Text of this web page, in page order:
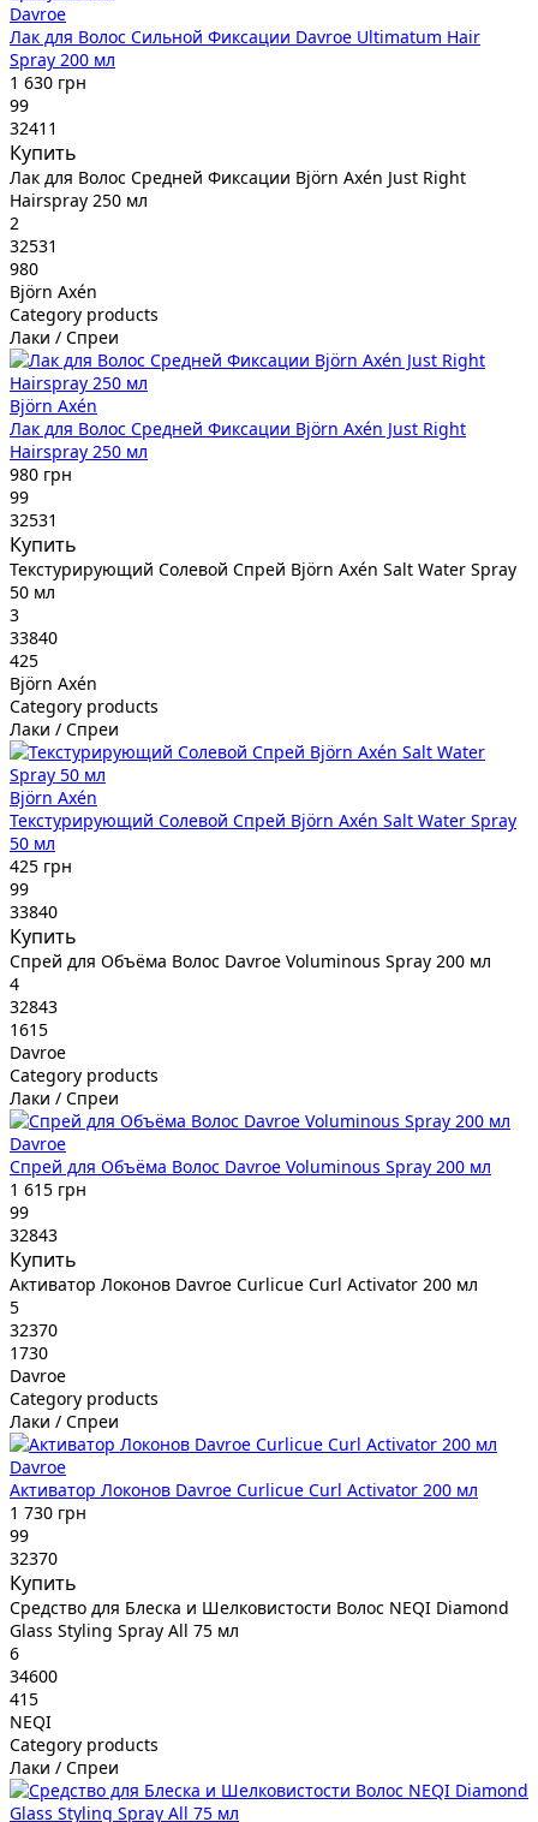
Davroe
Лак для Волос Сильной Фиксации Davroe Ultimatum Hair
Spray 200 мл
1 630 грн
99
32411
Купить
Лак для Волос Средней Фиксации Björn Axén Just Right
Hairspray 250 мл
2
32531
980
Björn Axén
Category products
Лаки / Спреи
Björn Axén
Лак для Волос Средней Фиксации Björn Axén Just Right
Hairspray 250 мл
980 грн
99
32531
Купить
Текстурирующий Солевой Спрей Björn Axén Salt Water Spray
50 мл
3
33840
425
Björn Axén
Category products
Лаки / Спреи
Björn Axén
Текстурирующий Солевой Спрей Björn Axén Salt Water Spray
50 мл
425 грн
99
33840
Купить
Спрей для Объёма Волос Davroe Voluminous Spray 200 мл
4
32843
1615
Davroe
Category products
Лаки / Спреи
Davroe
Спрей для Объёма Волос Davroe Voluminous Spray 200 мл
1 615 грн
99
32843
Купить
Активатор Локонов Davroe Curlicue Curl Activator 200 мл
5
32370
1730
Davroe
Category products
Лаки / Спреи
Davroe
Активатор Локонов Davroe Curlicue Curl Activator 200 мл
1 730 грн
99
32370
Купить
Средство для Блеска и Шелковистости Волос NEQI Diamond
Glass Styling Spray All 75 мл
6
34600
415
NEQI
Category products
Лаки / Спреи